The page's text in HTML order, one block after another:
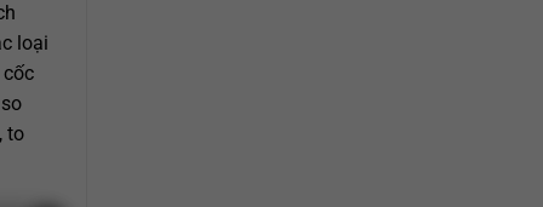
loại
to